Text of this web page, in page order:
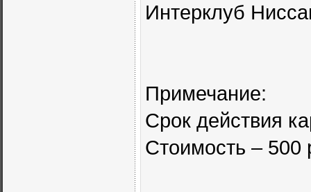
Интерклуб
Примечание:
Срок действия
Стоимость – 500